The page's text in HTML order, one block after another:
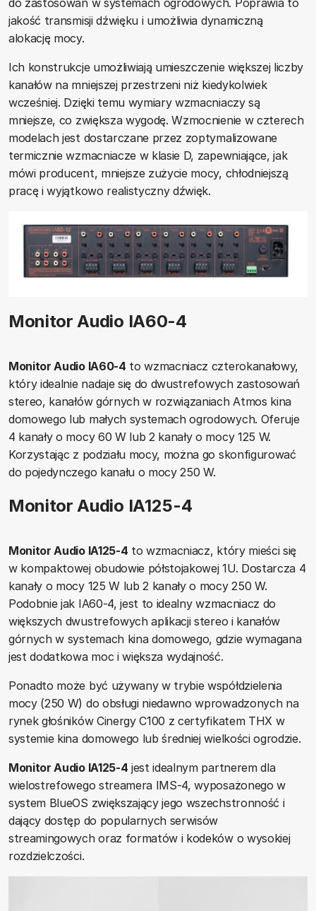
do zastosowań w systemach ogrodowych. Poprawia to
jakość transmisji dźwięku i umożliwia dynamiczną
alokację mocy.
Ich konstrukcje umożliwiają umieszczenie większej liczby
kanałów na mniejszej przestrzeni niż kiedykolwiek
wcześniej. Dzięki temu wymiary wzmacniaczy są
mniejsze, co zwiększa wygodę. Wzmocnienie w czterech
modelach jest dostarczane przez zoptymalizowane
termicznie wzmacniacze w klasie D, zapewniające, jak
mówi producent, mniejsze zużycie mocy, chłodniejszą
pracę i wyjątkowo realistyczny dźwięk.
Monitor Audio IA60-4
Monitor Audio IA60-4 to wzmacniacz czterokanałowy,
który idealnie nadaje się do dwustrefowych zastosowań
stereo, kanałów górnych w rozwiązaniach Atmos kina
domowego lub małych systemach ogrodowych. Oferuje
4 kanały o mocy 60 W lub 2 kanały o mocy 125 W.
Korzystając z podziału mocy, można go skonfigurować
do pojedynczego kanału o mocy 250 W.
Monitor Audio IA125-4
Monitor Audio IA125-4 to wzmacniacz, który mieści się
w kompaktowej obudowie półstojakowej 1U. Dostarcza 4
kanały o mocy 125 W lub 2 kanały o mocy 250 W.
Podobnie jak IA60-4, jest to idealny wzmacniacz do
większych dwustrefowych aplikacji stereo i kanałów
górnych w systemach kina domowego, gdzie wymagana
jest dodatkowa moc i większa wydajność.
Ponadto może być używany w trybie współdzielenia
mocy (250 W) do obsługi niedawno wprowadzonych na
rynek głośników Cinergy C100 z certyfikatem THX w
systemie kina domowego lub średniej wielkości ogrodzie.
Monitor Audio IA125-4 jest idealnym partnerem dla
wielostrefowego streamera IMS-4, wyposażonego w
system BlueOS zwiększający jego wszechstronność i
dający dostęp do popularnych serwisów
streamingowych oraz formatów i kodeków o wysokiej
rozdzielczości.